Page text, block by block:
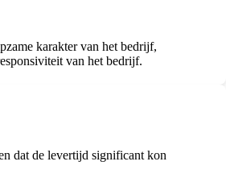
karakter van het bedrijf,
van het bedrijf.
dat de levertijd significant kon